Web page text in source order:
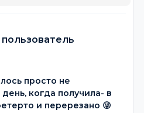
просто не
когда получила- в
и перерезано 😜